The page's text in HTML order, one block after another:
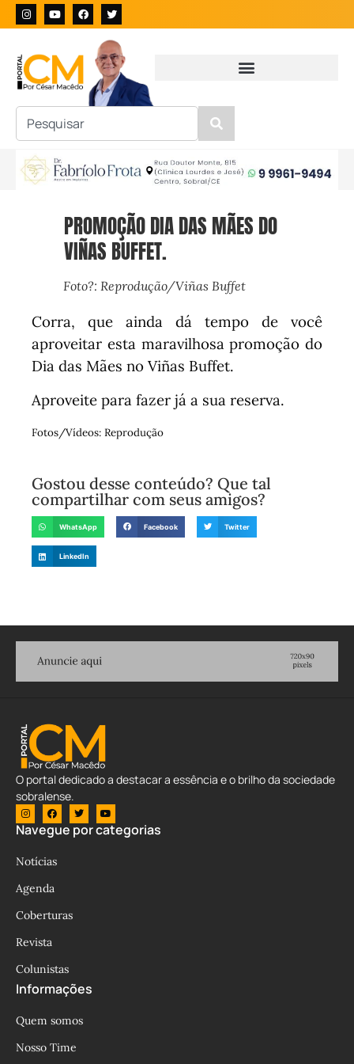
PROMOÇÃO DIA DAS MÃES DO
VIÑAS BUFFET.
Foto?: Reprodução/Viñas Buffet
Corra, que ainda dá tempo de você
aproveitar esta maravilhosa promoção do
Dia das Mães no Viñas Buffet.
Aproveite para fazer já a sua reserva.
Fotos/Vídeos: Reprodução
Gostou desse conteúdo? Que tal
compartilhar com seus amigos?
WhatsApp Facebook Twitter
LinkedIn
O portal dedicado a destacar a essência e o brilho da sociedade
sobralense.
Navegue por categorias
Notícias
Agenda
Coberturas
Revista
Colunistas
Informações
Quem somos
Nosso Time